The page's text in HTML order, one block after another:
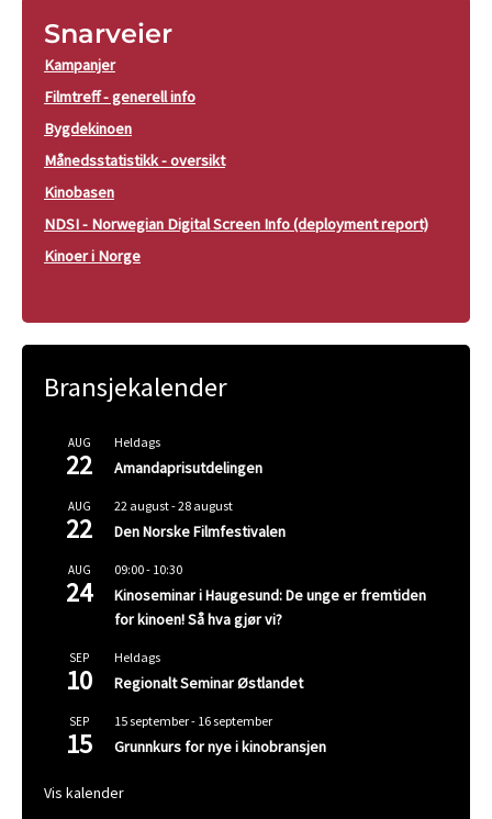
Snarveier
Kampanjer
Filmtreff - generell info
Bygdekinoen
Månedsstatistikk - oversikt
Kinobasen
NDSI - Norwegian Digital Screen Info (deployment report)
Kinoer i Norge
Bransjekalender
AUG
22
Heldags
Amandaprisutdelingen
AUG
22
22 august-28 august
Den Norske Filmfestivalen
AUG
24
09:00- 10:30
Kinoseminar i Haugesund: De unge er fremtiden
for kinoen! Så hva gjør vi?
SEP
10
Heldags
Regionalt Seminar Østlandet
SEP
15
15 september- 16 september
Grunnkurs for nye i kinobransjen
Vis kalender